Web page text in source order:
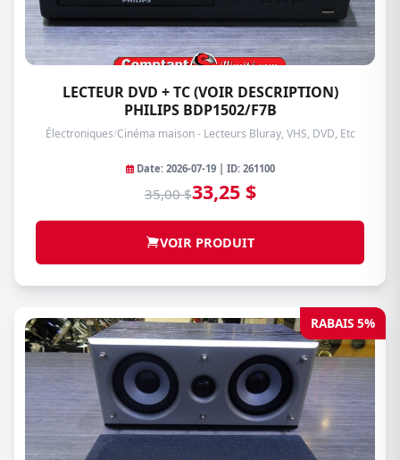
LECTEUR DVD + TC (VOIR DESCRIPTION)
PHILIPS BDP1502/F7B
Électroniques/Cinéma maison - Lecteurs Bluray, VHS, DVD, Etc
Date: 2026-07-19 | ID: 261100
35,00 $33,25 $
VOIR PRODUIT
RABAIS 5%